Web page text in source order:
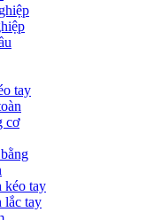
tay
cơ
kéo tay
lắc tay